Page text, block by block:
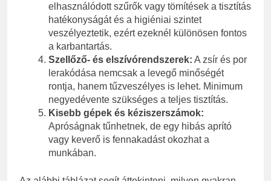
elhasználódott szűrők vagy tömítések a tisztítás
hatékonyságát és a higiéniai szintet
veszélyeztetik, ezért ezeknél különösen fontos
a karbantartás.
Szellőző- és elszívórendszerek: A zsír és por
lerakódása nemcsak a levegő minőségét
rontja, hanem tűzveszélyes is lehet. Minimum
negyedévente szükséges a teljes tisztítás.
Kisebb gépek és kéziszerszámok:
Apróságnak tűnhetnek, de egy hibás aprító
vagy keverő is fennakadást okozhat a
munkában.